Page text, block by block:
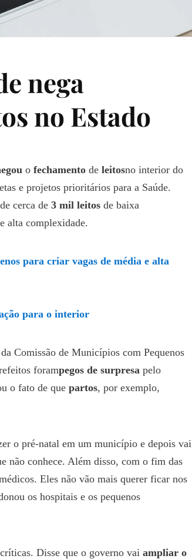
nega
no Estado
o fechamento de leitosno interior do
e projetos prioritários para a Saúde.
cerca de 3 mil leitos de baixa
alta complexidade.
para criar vagas de média e alta
para o interior
Comissão de Municípios com Pequenos
forampegos de surpresa pelo
o fato de que partos, por exemplo,
o pré-natal em um município e depois vai
não conhece. Além disso, com o fim das
Eles não vão mais querer ficar nos
os hospitais e os pequenos
Disse que o governo vai ampliar o